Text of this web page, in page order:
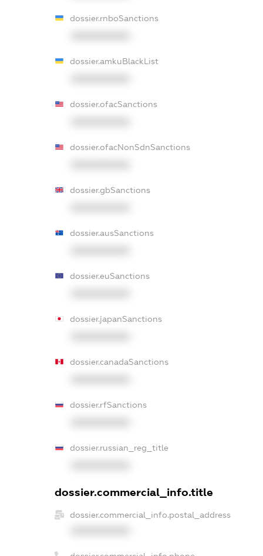
dossier.rnboSanctions
dossier.amkuBlackList
dossier.ofacSanctions
dossier.ofacNonSdnSanctions
dossier.gbSanctions
dossier.ausSanctions
dossier.euSanctions
dossier.japanSanctions
dossier.canadaSanctions
dossier.rfSanctions
dossier.russian_reg_title
dossier.commercial_info.title
dossier.commercial_info.postal_address